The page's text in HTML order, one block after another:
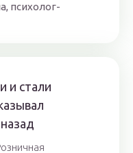
психолог-
и стали